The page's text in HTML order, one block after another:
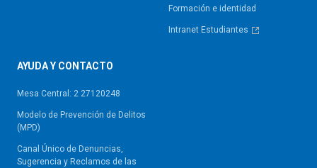
Formación e identidad
Intranet Estudiantes
AYUDA Y CONTACTO
Mesa Central: 2 27120248
Modelo de Prevención de Delitos
(MPD)
Canal Único de Denuncias,
Sugerencia y Reclamos de las